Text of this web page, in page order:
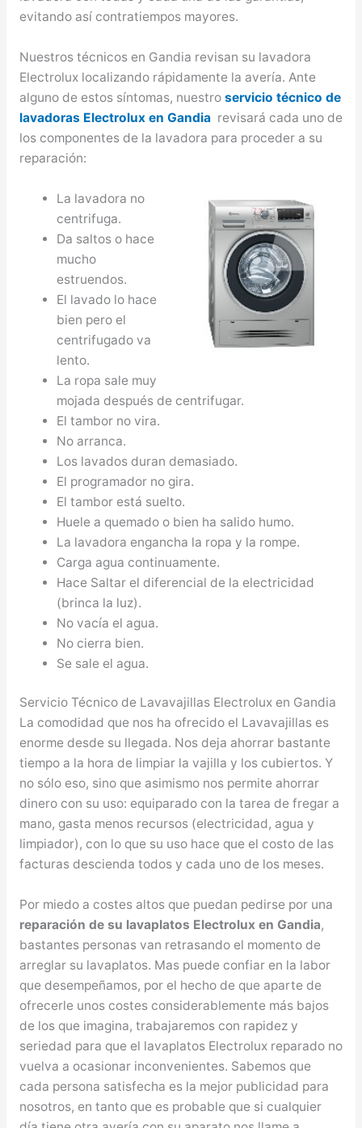
evitando así contratiempos mayores.
Nuestros técnicos en Gandia revisan su lavadora
Electrolux localizando rápidamente la avería. Ante
alguno de estos síntomas, nuestro servicio técnico de
lavadoras Electrolux en Gandia revisará cada uno de
los componentes de la lavadora para proceder a su
reparación:
La lavadora no
centrifuga.
Da saltos o hace
mucho
estruendos.
El lavado lo hace
bien pero el
centrifugado va
lento.
La ropa sale muy
mojada después de centrifugar.
El tambor no vira.
No arranca.
Los lavados duran demasiado.
El programador no gira.
El tambor está suelto.
Huele a quemado o bien ha salido humo.
La lavadora engancha la ropa y la rompe.
Carga agua continuamente.
Hace Saltar el diferencial de la electricidad
(brinca la luz).
No vacía el agua.
No cierra bien.
Se sale el agua.
Servicio Técnico de Lavavajillas Electrolux en Gandia
La comodidad que nos ha ofrecido el Lavavajillas es
enorme desde su llegada. Nos deja ahorrar bastante
tiempo a la hora de limpiar la vajilla y los cubiertos. Y
no sólo eso, sino que asimismo nos permite ahorrar
dinero con su uso: equiparado con la tarea de fregar a
mano, gasta menos recursos (electricidad, agua y
limpiador), con lo que su uso hace que el costo de las
facturas descienda todos y cada uno de los meses.
Por miedo a costes altos que puedan pedirse por una
reparación de su lavaplatos Electrolux en Gandia,
bastantes personas van retrasando el momento de
arreglar su lavaplatos. Mas puede confiar en la labor
que desempeñamos, por el hecho de que aparte de
ofrecerle unos costes considerablemente más bajos
de los que imagina, trabajaremos con rapidez y
seriedad para que el lavaplatos Electrolux reparado no
vuelva a ocasionar inconvenientes. Sabemos que
cada persona satisfecha es la mejor publicidad para
nosotros, en tanto que es probable que si cualquier